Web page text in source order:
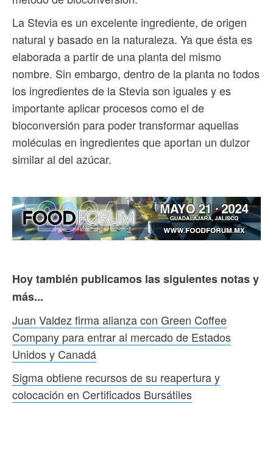
La Stevia es un excelente ingrediente, de origen
natural y basado en la naturaleza. Ya que ésta es
elaborada a partir de una planta del mismo
nombre. Sin embargo, dentro de la planta no todos
los ingredientes de la Stevia son iguales y es
importante aplicar procesos como el de
bioconversión para poder transformar aquellas
moléculas en ingredientes que aportan un dulzor
similar al del azúcar.
Hoy también publicamos las siguientes notas y
más...
Juan Valdez firma alianza con Green Coffee
Company para entrar al mercado de Estados
Unidos y Canadá
Sigma obtiene recursos de su reapertura y
colocación en Certificados Bursátiles